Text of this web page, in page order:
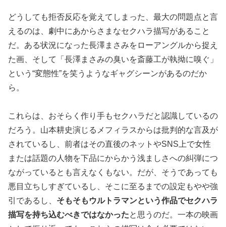
どうしても拒否反応を覚えてしまった、最大の問題点と言
えるのは、劇中にあからさまなセクハラ描写があること
だ。ある状況になった長澤まさみをローアングルから捉え
た画、そして「長澤まさみの臭いを斎藤工が執拗に嗅ぐ」
という“変態性”を笑うようなギャグシーンがあるのだか
ら。
これらは、おそらく作り手もセクハラだと認識しているの
だろう。山本耕史演じるメフィラスからは批判的な言及が
されているし、前者はその直後のネットやSNS上で女性
または話題の人物を下品にからかう浅ましさへの糾弾につ
ながっているとも言えなくもない。だが、そうであっても
悪目立ちしすぎているし、そこに至るまでの設定もやや強
引であるし、 そもそもウルトラマンという作品でセクハラ
描写を持ち込むべきではなかったと思うのだ。一本の映画